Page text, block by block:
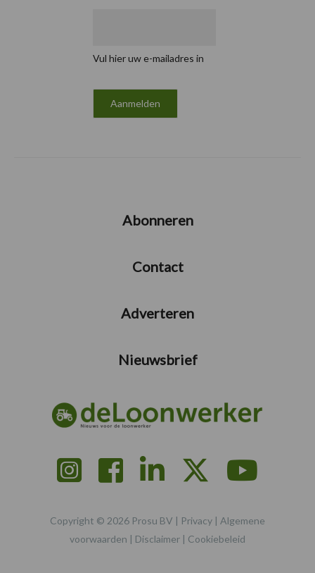
Vul hier uw e-mailadres in
Abonneren
Contact
Adverteren
Nieuwsbrief
Copyright © 2026 Prosu BV | Privacy | Algemene
voorwaarden | Disclaimer | Cookiebeleid